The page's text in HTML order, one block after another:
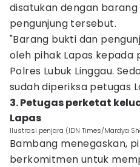
disatukan dengan
pengunjung tersebut.
"Barang bukti dan
oleh pihak Lapas kepada
Polres Lubuk Linggau.
sudah diperiksa petugas
3. Petugas perketat
Lapas
Ilustrasi penjara (IDN Times/Mardya
Bambang menegaskan,
berkomitmen untuk